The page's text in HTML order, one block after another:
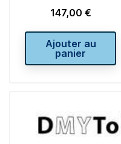
Prix
147,00 €
Ajouter au
panier